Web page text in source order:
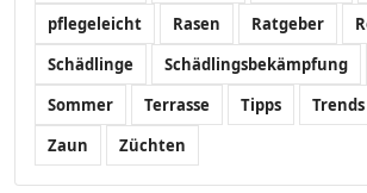
pflegeleicht
Rasen Ratgeber
Schädlinge
Schädlingsbekämpfung
Sommer
Terrasse Tipps Trends
Zaun
Züchten